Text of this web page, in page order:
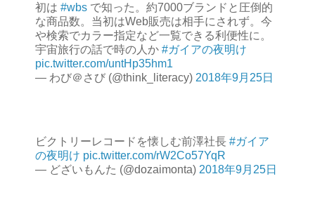
初は #wbs で知った。約7000ブランドと圧倒的
な商品数。当初はWeb販売は相手にされず。今
や検索でカラー指定など一覧できる利便性に。
宇宙旅行の話で時の人か #ガイアの夜明け
pic.twitter.com/untHp35hm1
— わび＠さび (@think_literacy) 2018年9月25日
ビクトリーレコードを懐しむ前澤社長 #ガイア
の夜明け pic.twitter.com/rW2Co57YqR
— どざいもんた (@dozaimonta) 2018年9月25日